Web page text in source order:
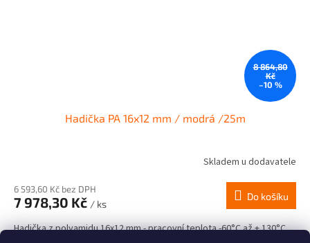
8 864,80
Kč
–10 %
Hadička PA 16x12 mm / modrá /25m
Skladem u dodavatele
6 593,60 Kč bez DPH
7 978,30 Kč / ks
Do košíku
Hadička z polyamidu 16x12 mm - pracovní teplota -60°C až + 130°C.